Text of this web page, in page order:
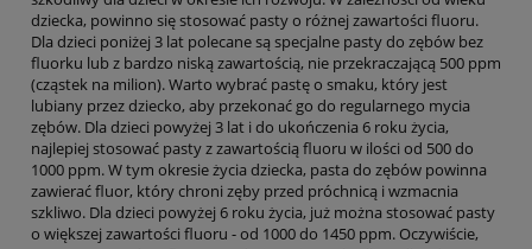
dziecka, powinno się stosować pasty o różnej zawartości fluoru.
Dla dzieci poniżej 3 lat polecane są specjalne pasty do zębów bez
fluorku lub z bardzo niską zawartością, nie przekraczającą 500 ppm
(cząstek na milion). Warto wybrać pastę o smaku, który jest
lubiany przez dziecko, aby przekonać go do regularnego mycia
zębów. Dla dzieci powyżej 3 lat i do ukończenia 6 roku życia,
najlepiej stosować pasty z zawartością fluoru w ilości od 500 do
1000 ppm. W tym okresie życia dziecka, pasta do zębów powinna
zawierać fluor, który chroni zęby przed próchnicą i wzmacnia
szkliwo. Dla dzieci powyżej 6 roku życia, już można stosować pasty
o większej zawartości fluoru - od 1000 do 1450 ppm. Oczywiście,